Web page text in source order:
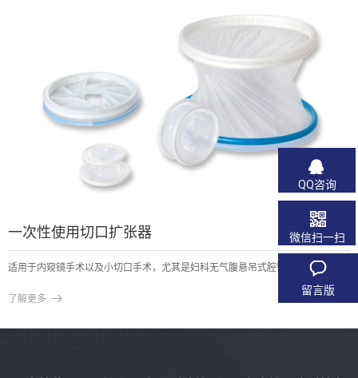
一次性使用切口扩张器
适用于内窥镜手术以及小切口手术，尤其是妇科无气腹悬吊式腔镜手术
了解更多 
QQ咨询
微信扫一扫
留言版